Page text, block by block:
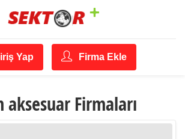
Yap Firma Ekle
aksesuar Firmaları